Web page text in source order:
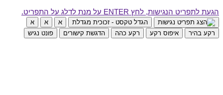
הגעת לתפריט הנגישות, לחץ ENTER על מנת לדלג על התפריט.
הגדל טקסט - זכוכית מגדלת א א
א
רקע בהיר
איפוס רקע רקע כהה הדגשת קישורים פונט נגיש